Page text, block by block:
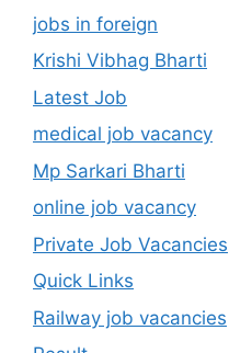
jobs in foreign
Krishi Vibhag Bharti
Latest Job
medical job vacancy
Mp Sarkari Bharti
online job vacancy
Private Job Vacancies
Quick Links
Railway job vacancies